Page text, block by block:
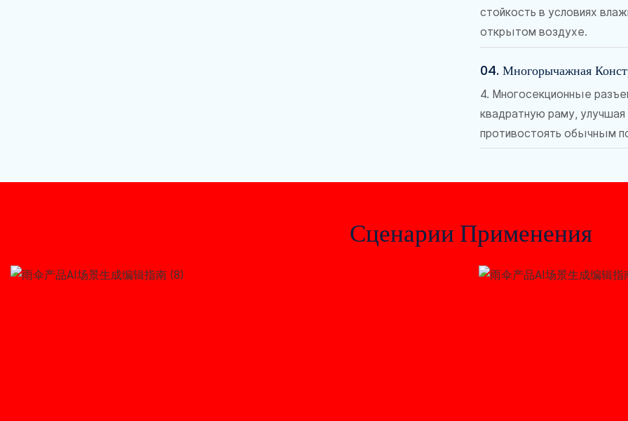
стойкость в условиях
открытом воздухе.
04. Многорычажная
4. Многосекционные
квадратную раму,
противостоять обычным
Сценарии Применения